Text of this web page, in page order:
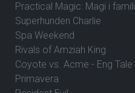
Practical Magic: Magi i
Superhunden Charlie
Spa Weekend
Rivals of Amziah King
Coyote vs. Acme - Eng Tale
Primavera